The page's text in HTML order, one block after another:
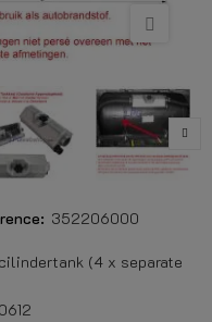
352206000
(4 x separate